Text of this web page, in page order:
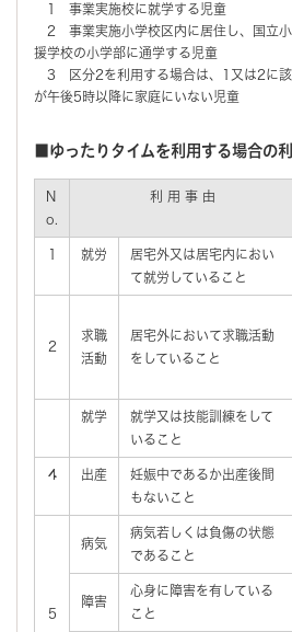
1 事業実施校に就学する児童
2 事業実施小学校区内に居住し、国立
援学校の小学部に通学する児童
3 区分2を利用する場合は、1又は2に該
が午後5時以降に家庭にいない児童
■ゆったりタイムを利用する場合の
N
o.
利 用 事 由
1 就労
居宅外又は居宅内におい
て就労していること
2
求職
活動
居宅外において求職活動
をしていること
就学
就学又は技能訓練をして
いること
4 出産
妊娠中であるか出産後間
もないこと
5
病気
病気若しくは負傷の状態
であること
障害
心身に障害を有している
こと